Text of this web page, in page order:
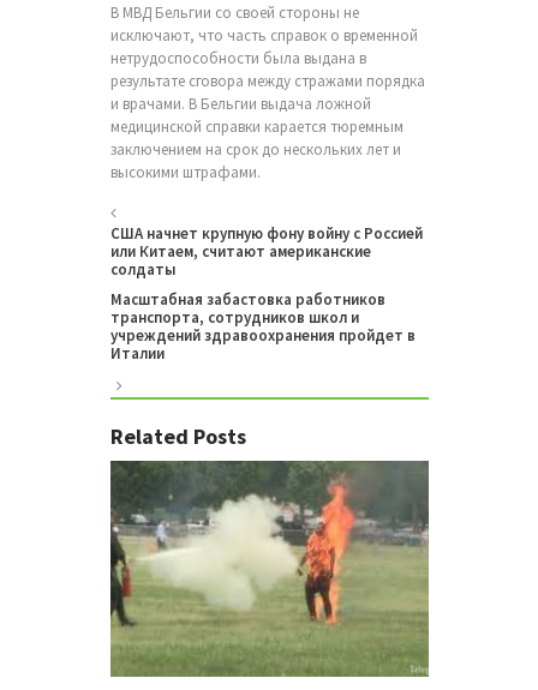
В МВД Бельгии со своей стороны не
исключают, что часть справок о временной
нетрудоспособности была выдана в
результате сговора между стражами порядка
и врачами. В Бельгии выдача ложной
медицинской справки карается тюремным
заключением на срок до нескольких лет и
высокими штрафами.
США начнет крупную фону войну с Россией
или Китаем, считают американские
солдаты
Масштабная забастовка работников
транспорта, сотрудников школ и
учреждений здравоохранения пройдет в
Италии
Related Posts